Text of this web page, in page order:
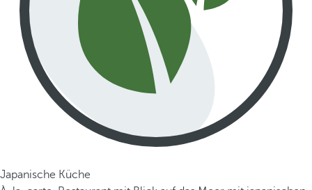
Japanische Küche